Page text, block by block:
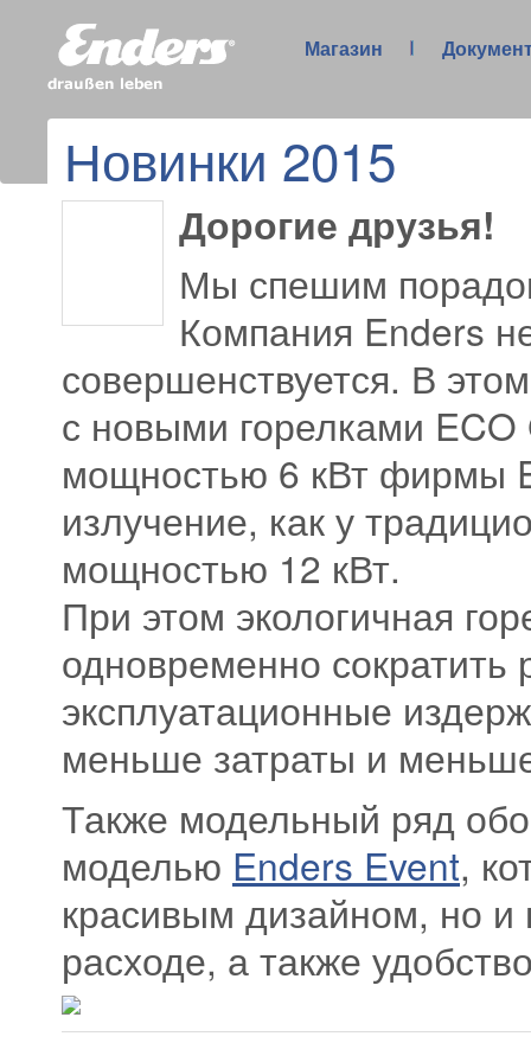
Магазин
Новинки 2015
Дорогие друзья!
Мы спешим
Компания Enders
совершенствуется. В
с новыми горелками
мощностью 6 кВт фирмы
излучение, как у
мощностью 12 кВт.
При этом экологичная
одновременно сократить
эксплуатационные
меньше затраты и
Также модельный ряд
моделью Enders Event,
красивым дизайном, но
расходе, а также